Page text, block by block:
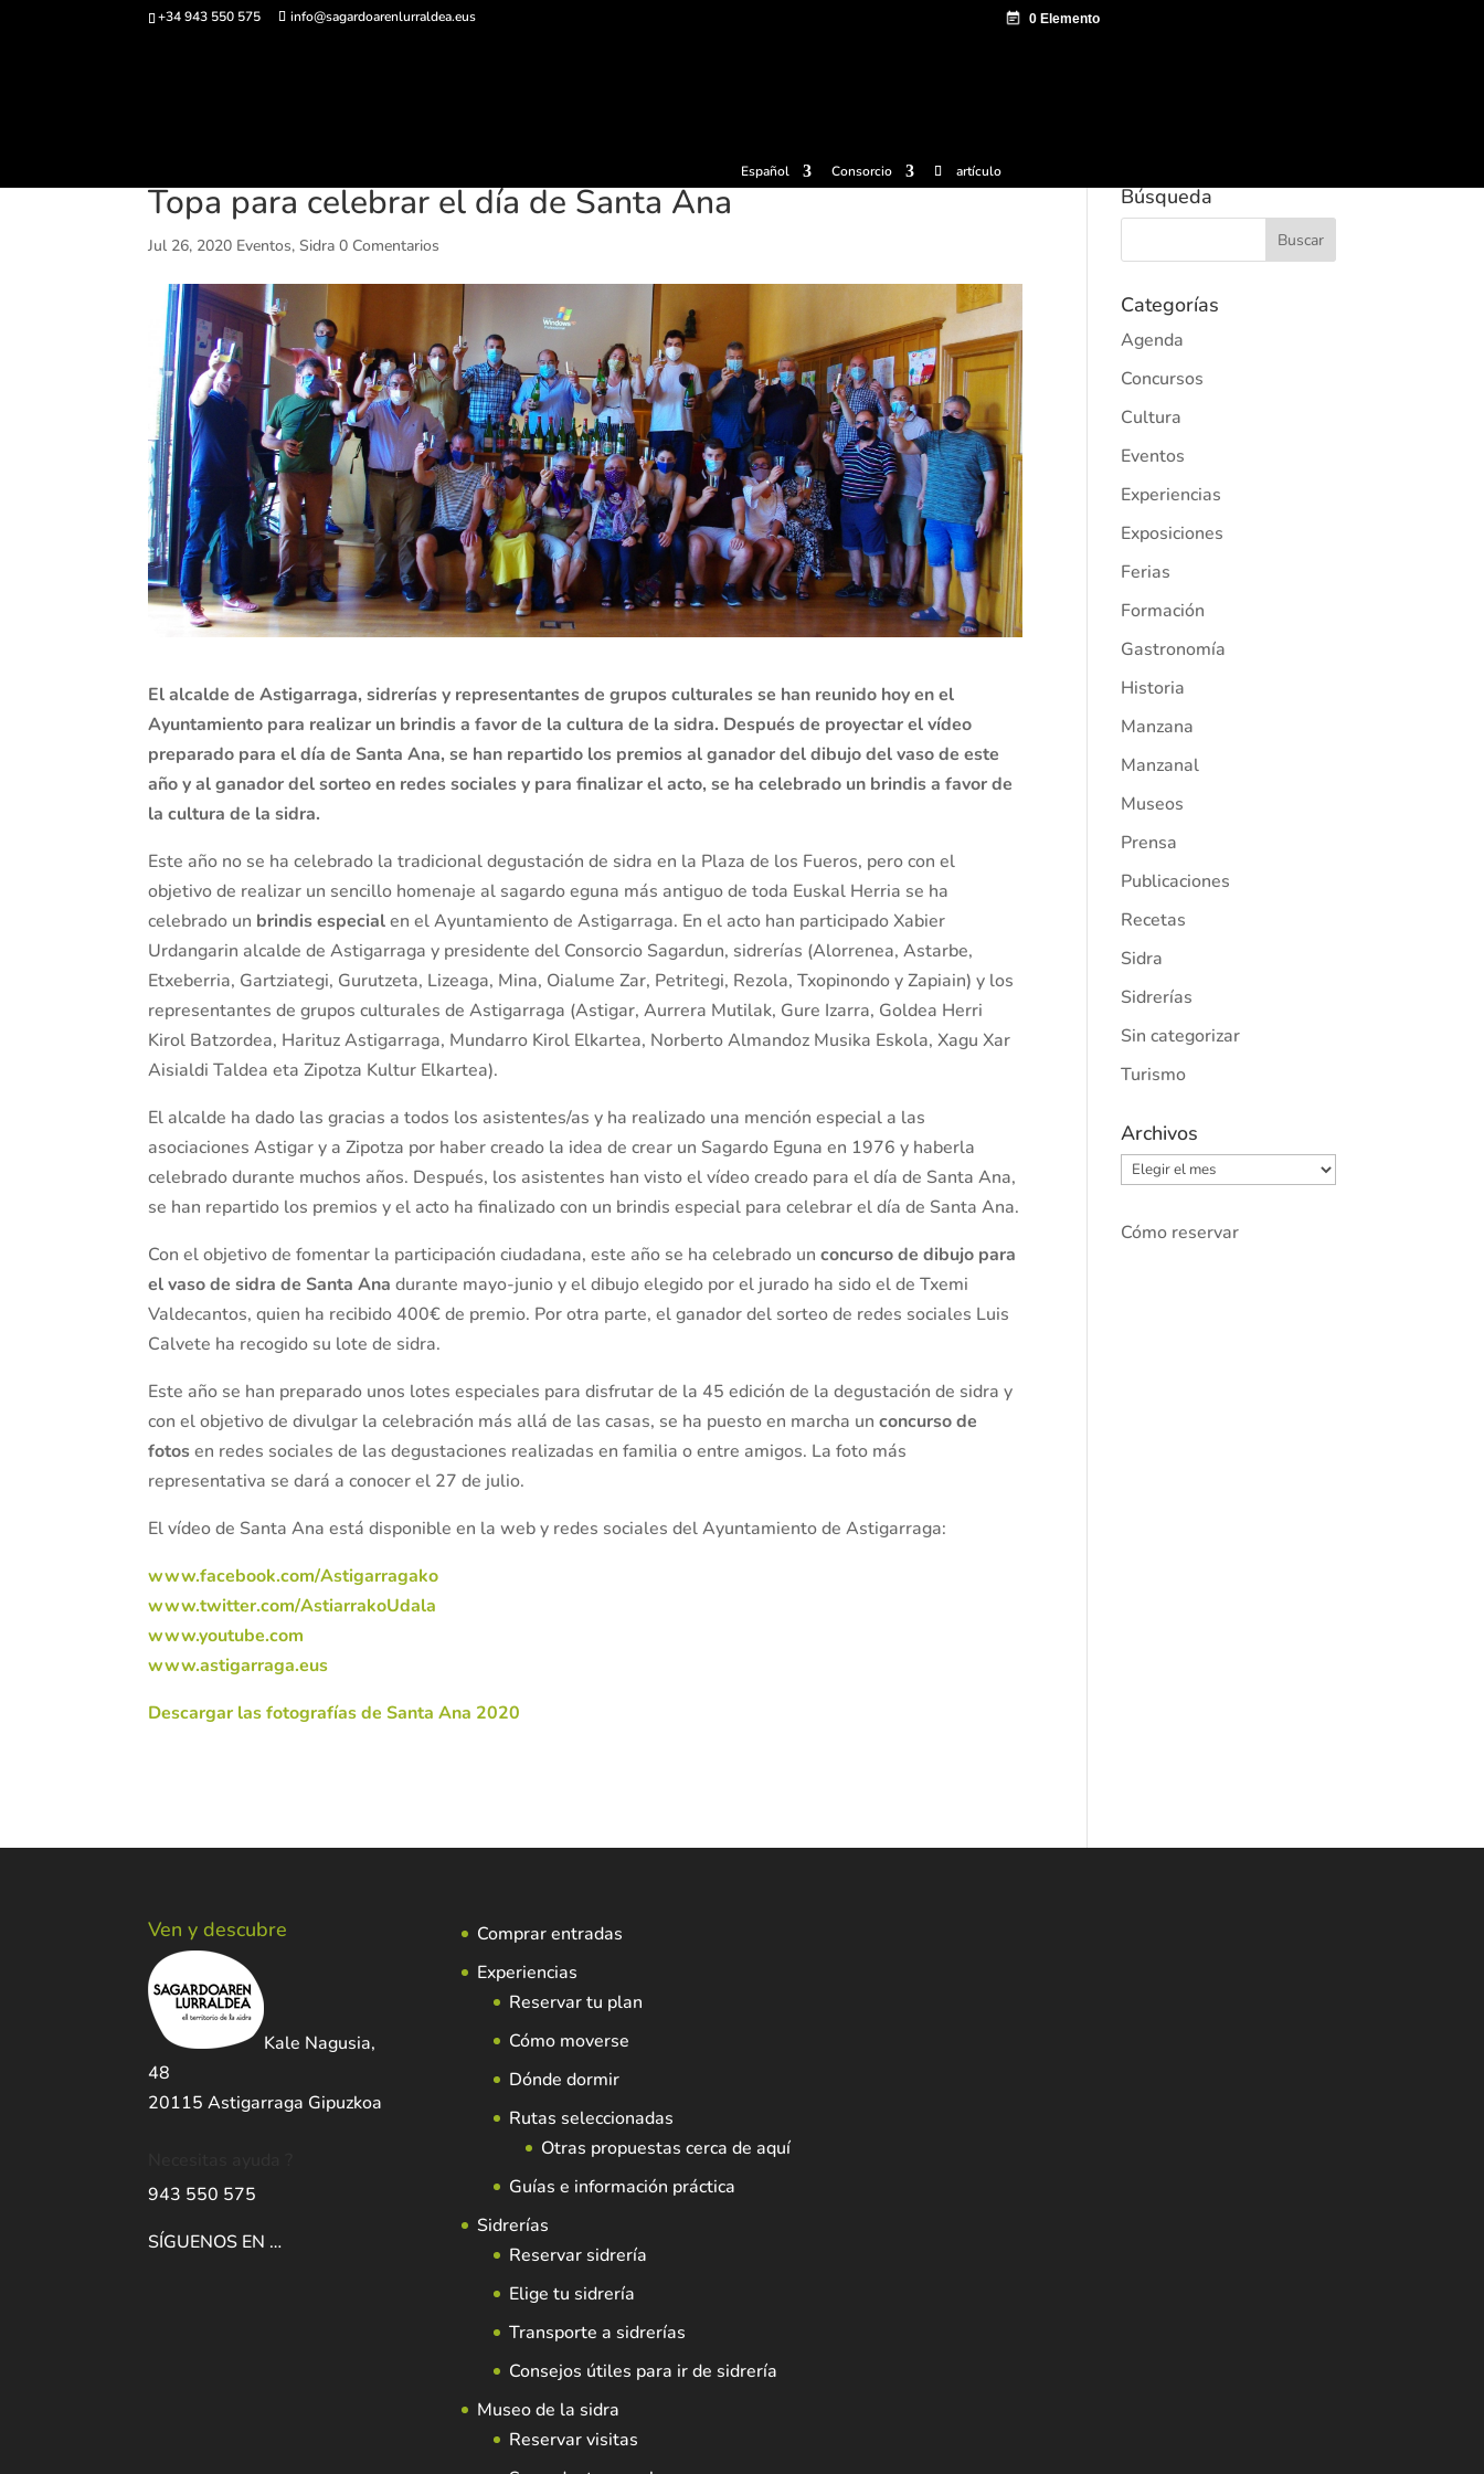
+34 943 550 575 info@sagardoarenlurraldea.eus
Español Consorcio artículo
Topa para celebrar el día de Santa Ana
Jul 26, 2020 Eventos,Sidra 0 Comentarios
El alcalde de Astigarraga, sidrerías y representantes de grupos culturales se han reunido hoy en el
Ayuntamiento para realizar un brindis a favor de la cultura de la sidra. Después de proyectar el vídeo
preparado para el día de Santa Ana, se han repartido los premios al ganador del dibujo del vaso de este
año y al ganador del sorteo en redes sociales y para finalizar el acto, se ha celebrado un brindis a favor de
la cultura de la sidra.
Este año no se ha celebrado la tradicional degustación de sidra en la Plaza de los Fueros, pero con el
objetivo de realizar un sencillo homenaje al sagardo eguna más antiguo de toda Euskal Herria se ha
celebrado un brindis especialen el Ayuntamiento de Astigarraga. En el acto han participado Xabier
Urdangarin alcalde de Astigarraga y presidente del Consorcio Sagardun, sidrerías (Alorrenea, Astarbe,
Etxeberria, Gartziategi, Gurutzeta, Lizeaga, Mina, Oialume Zar, Petritegi, Rezola, Txopinondo y Zapiain) y los
representantes de grupos culturales de Astigarraga (Astigar, Aurrera Mutilak, Gure Izarra, Goldea Herri
Kirol Batzordea, Harituz Astigarraga, Mundarro Kirol Elkartea, Norberto Almandoz Musika Eskola, Xagu Xar
Aisialdi Taldea eta Zipotza Kultur Elkartea).
El alcalde ha dado las gracias a todos los asistentes/as y ha realizado una mención especial a las
asociaciones Astigar y a Zipotza por haber creado la idea de crear un Sagardo Eguna en 1976 y haberla
celebrado durante muchos años. Después, los asistentes han visto el vídeo creado para el día de Santa Ana,
se han repartido los premios y el acto ha finalizado con un brindis especial para celebrar el día de Santa Ana.
Con el objetivo de fomentar la participación ciudadana, este año se ha celebrado unconcurso de dibujo para
el vaso de sidra de Santa Ana durante mayo-junio y el dibujo elegido por el jurado ha sido el de Txemi
Valdecantos, quien ha recibido 400€ de premio. Por otra parte, el ganador del sorteo de redes sociales Luis
Calvete ha recogido su lote de sidra.
Este año se han preparado unos lotes especiales para disfrutar de la 45 edición de la degustación de sidra y
con el objetivo de divulgar la celebración más allá de las casas, se ha puesto en marcha unconcurso de
fotosen redes sociales de las degustaciones realizadas en familia o entre amigos. La foto más
representativa se dará a conocer el 27 de julio.
El vídeo de Santa Ana está disponible en la web y redes sociales del Ayuntamiento de Astigarraga:
www.facebook.com/Astigarragako
www.twitter.com/AstiarrakoUdala
www.youtube.com
www.astigarraga.eus
Descargar las fotografías de Santa Ana 2020
Búsqueda
Categorías
Agenda
Concursos
Cultura
Eventos
Experiencias
Exposiciones
Ferias
Formación
Gastronomía
Historia
Manzana
Manzanal
Museos
Prensa
Publicaciones
Recetas
Sidra
Sidrerías
Sin categorizar
Turismo
Archivos
Archivos
Cómo reservar
Ven y descubre
Kale Nagusia,
48
20115 Astigarraga Gipuzkoa
943 550 575
SÍGUENOS EN …
Comprar entradas
Experiencias
Reservar tu plan
Cómo moverse
Dónde dormir
Rutas seleccionadas
Otras propuestas cerca de aquí
Guías e información práctica
Sidrerías
Reservar sidrería
Elige tu sidrería
Transporte a sidrerías
Consejos útiles para ir de sidrería
Museo de la sidra
Reservar visitas